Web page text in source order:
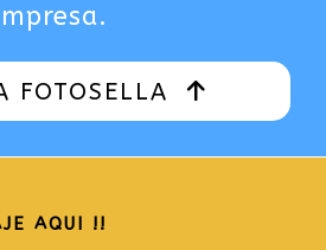
FOTOSELLA
AQUI !!